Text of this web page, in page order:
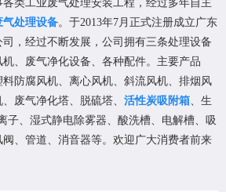
类工业废气处理安装工程，经过多年自主
气处理设备。于2013年7月正式注册成立广东
，经过不断发展，公司拥有三条处理设备
、废气净化设备、各种配件。主要产品
防腐风机、离心风机、斜流风机、排烟风
废气净化塔、脱硫塔、 活性炭吸附箱、生
子、湿式静电除雾器、酸洗槽、电解槽、吸
、管道、消音器等。欢迎广大消费者前来